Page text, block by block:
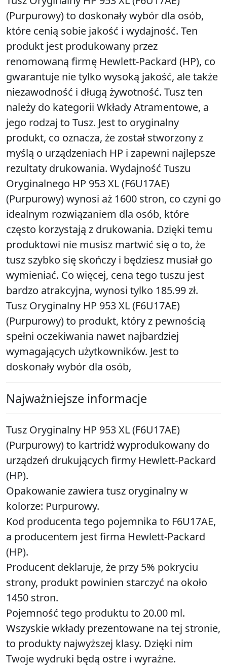
(Purpurowy) to doskonały wybór dla osób,
które cenią sobie jakość i wydajność. Ten
produkt jest produkowany przez
renomowaną firmę Hewlett-Packard (HP), co
gwarantuje nie tylko wysoką jakość, ale także
niezawodność i długą żywotność. Tusz ten
należy do kategorii Wkłady Atramentowe, a
jego rodzaj to Tusz. Jest to oryginalny
produkt, co oznacza, że został stworzony z
myślą o urządzeniach HP i zapewni najlepsze
rezultaty drukowania. Wydajność Tuszu
Oryginalnego HP 953 XL (F6U17AE)
(Purpurowy) wynosi aż 1600 stron, co czyni go
idealnym rozwiązaniem dla osób, które
często korzystają z drukowania. Dzięki temu
produktowi nie musisz martwić się o to, że
tusz szybko się skończy i będziesz musiał go
wymieniać. Co więcej, cena tego tuszu jest
bardzo atrakcyjna, wynosi tylko 185.99 zł.
Tusz Oryginalny HP 953 XL (F6U17AE)
(Purpurowy) to produkt, który z pewnością
spełni oczekiwania nawet najbardziej
wymagających użytkowników. Jest to
doskonały wybór dla osób,
Najważniejsze informacje
Tusz Oryginalny HP 953 XL (F6U17AE)
(Purpurowy) to kartridż wyprodukowany do
urządzeń drukujących firmy Hewlett-Packard
(HP).
Opakowanie zawiera tusz oryginalny w
kolorze: Purpurowy.
Kod producenta tego pojemnika to F6U17AE,
a producentem jest firma Hewlett-Packard
(HP).
Producent deklaruje, że przy 5% pokryciu
strony, produkt powinien starczyć na około
1450 stron.
Pojemność tego produktu to 20.00 ml.
Wszyskie wkłady prezentowane na tej stronie,
to produkty najwyższej klasy. Dzięki nim
Twoje wydruki będą ostre i wyraźne.